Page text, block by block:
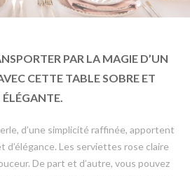
PAR LA MAGIE D’UN
CETTE TABLE SOBRE ET
ÉLÉGANTE.
d’une simplicité raffinée, apportent
Les serviettes rose claire
De part et d’autre, vous pouvez